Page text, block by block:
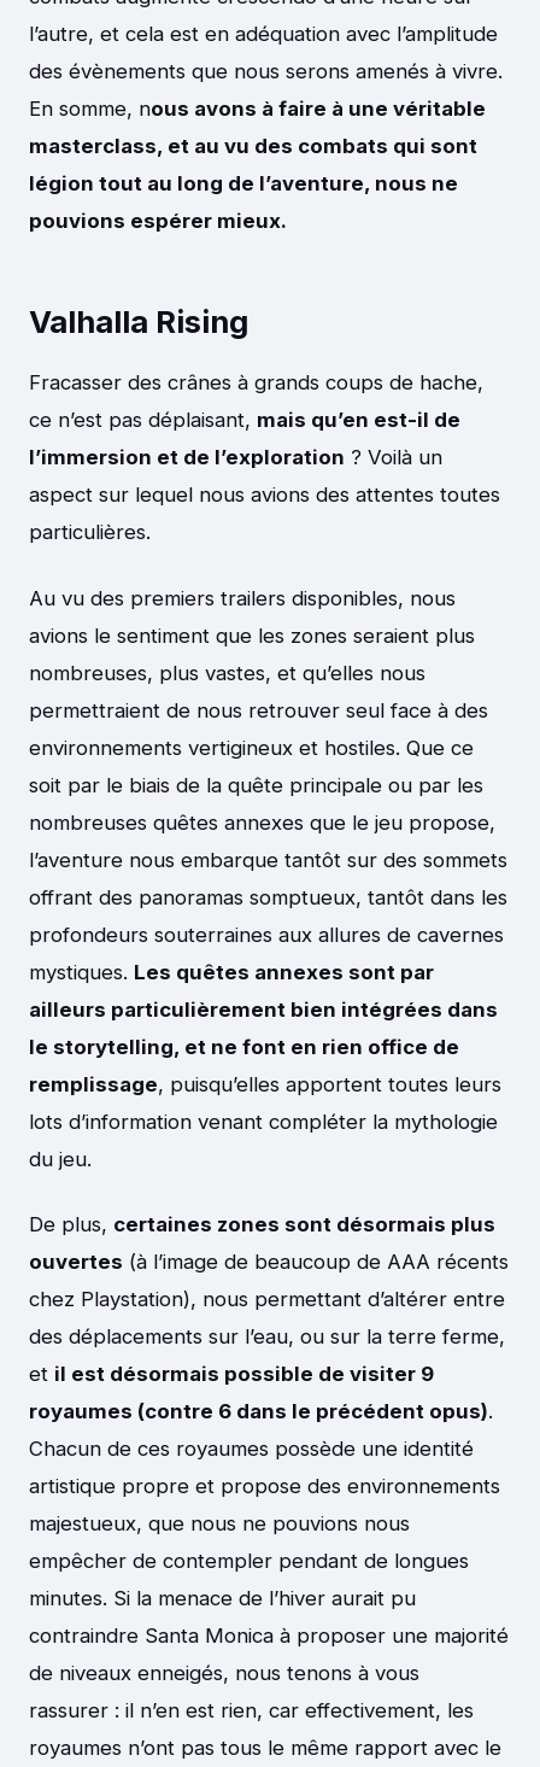
l’autre, et cela est en adéquation avec l’amplitude
des évènements que nous serons amenés à vivre.
En somme, nous avons à faire à une véritable
masterclass, et au vu des combats qui sont
légion tout au long de l’aventure, nous ne
pouvions espérer mieux.
Valhalla Rising
Fracasser des crânes à grands coups de hache,
ce n’est pas déplaisant, mais qu’en est-il de
l’immersion et de l’exploration ? Voilà un
aspect sur lequel nous avions des attentes toutes
particulières.
Au vu des premiers trailers disponibles, nous
avions le sentiment que les zones seraient plus
nombreuses, plus vastes, et qu’elles nous
permettraient de nous retrouver seul face à des
environnements vertigineux et hostiles. Que ce
soit par le biais de la quête principale ou par les
nombreuses quêtes annexes que le jeu propose,
l’aventure nous embarque tantôt sur des sommets
offrant des panoramas somptueux, tantôt dans les
profondeurs souterraines aux allures de cavernes
mystiques. Les quêtes annexes sont par
ailleurs particulièrement bien intégrées dans
le storytelling, et ne font en rien office de
remplissage, puisqu’elles apportent toutes leurs
lots d’information venant compléter la mythologie
du jeu.
De plus, certaines zones sont désormais plus
ouvertes (à l’image de beaucoup de AAA récents
chez Playstation), nous permettant d’altérer entre
des déplacements sur l’eau, ou sur la terre ferme,
et il est désormais possible de visiter 9
royaumes (contre 6 dans le précédent opus).
Chacun de ces royaumes possède une identité
artistique propre et propose des environnements
majestueux, que nous ne pouvions nous
empêcher de contempler pendant de longues
minutes. Si la menace de l’hiver aurait pu
contraindre Santa Monica à proposer une majorité
de niveaux enneigés, nous tenons à vous
rassurer : il n’en est rien, car effectivement, les
royaumes n’ont pas tous le même rapport avec le